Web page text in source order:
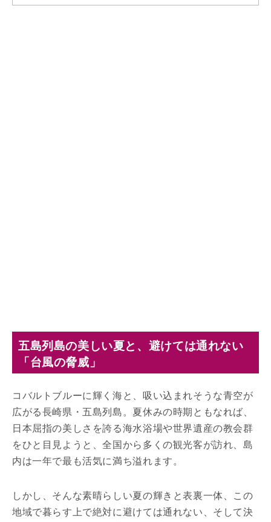
五島列島の美しい夏と、避けては通れない
「台風の脅威」
コバルトブルーに輝く海と、吸い込まれそうな青空が
広がる長崎県・五島列島。夏休みの時期ともなれば、
日本屈指の美しさを誇る海水浴場や世界遺産の教会群
をひと目見ようと、全国から多くの観光客が訪れ、島
内は一年で最も活気に満ち溢れます。
しかし、そんな素晴らしい夏の輝きと表裏一体、この
地域で暮らす上で絶対に避けては通れない、そして決